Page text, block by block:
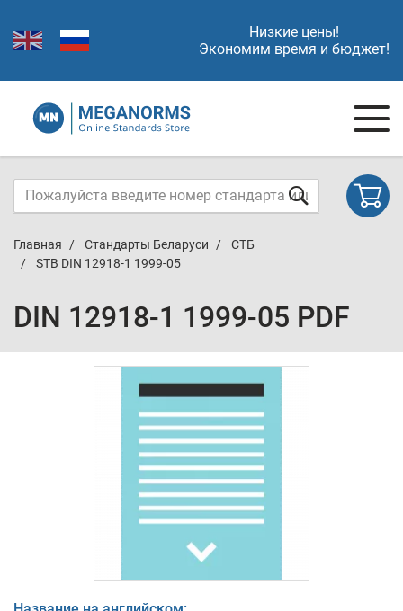
Низкие цены!
Экономим время и бюджет!
Главная Стандарты Беларуси
СТБ
STB DIN 12918-1 1999-05
DIN 12918-1 1999-05 PDF